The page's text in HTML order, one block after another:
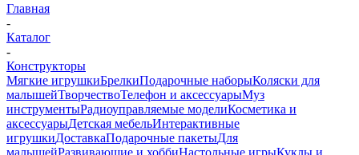
Главная
-
Каталог
-
Конструкторы
Мягкие игрушкиБрелкиПодарочные наборыКоляски для
малышейТворчествоТелефон и аксессуарыМуз
инструментыРадиоуправляемые моделиКосметика и
аксессуарыДетская мебельИнтерактивные
игрушкиДоставкаПодарочные пакетыДля
малышейРазвивающие и хоббиНастольные игрыКуклы и